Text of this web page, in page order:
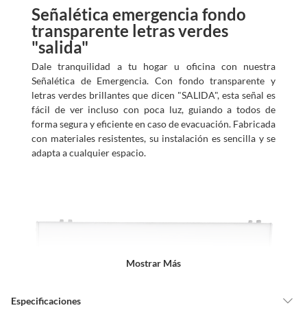
Señalética emergencia fondo
transparente letras verdes
"salida"
Dale tranquilidad a tu hogar u oficina con nuestra
Señalética de Emergencia. Con fondo transparente y
letras verdes brillantes que dicen "SALIDA", esta señal es
fácil de ver incluso con poca luz, guiando a todos de
forma segura y eficiente en caso de evacuación. Fabricada
con materiales resistentes, su instalación es sencilla y se
adapta a cualquier espacio.
Mostrar Más
Especificaciones